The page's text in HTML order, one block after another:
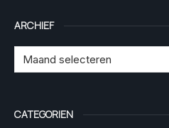
ARCHIEF
CATEGORIEN